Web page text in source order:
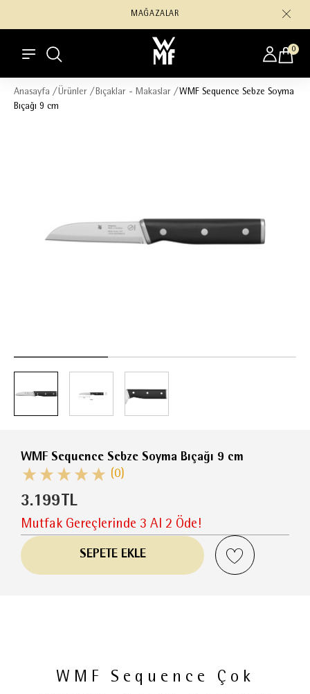
MAĞAZALAR
0
Anasayfa / Ürünler / Bıçaklar - Makaslar / WMF Sequence Sebze Soyma
Bıçağı 9 cm
WMF Sequence Sebze Soyma Bıçağı 9 cm
(0)
3.199 TL
Mutfak Gereçlerinde 3 Al 2 Öde!
SEPETE EKLE
WMF Sequence Çok